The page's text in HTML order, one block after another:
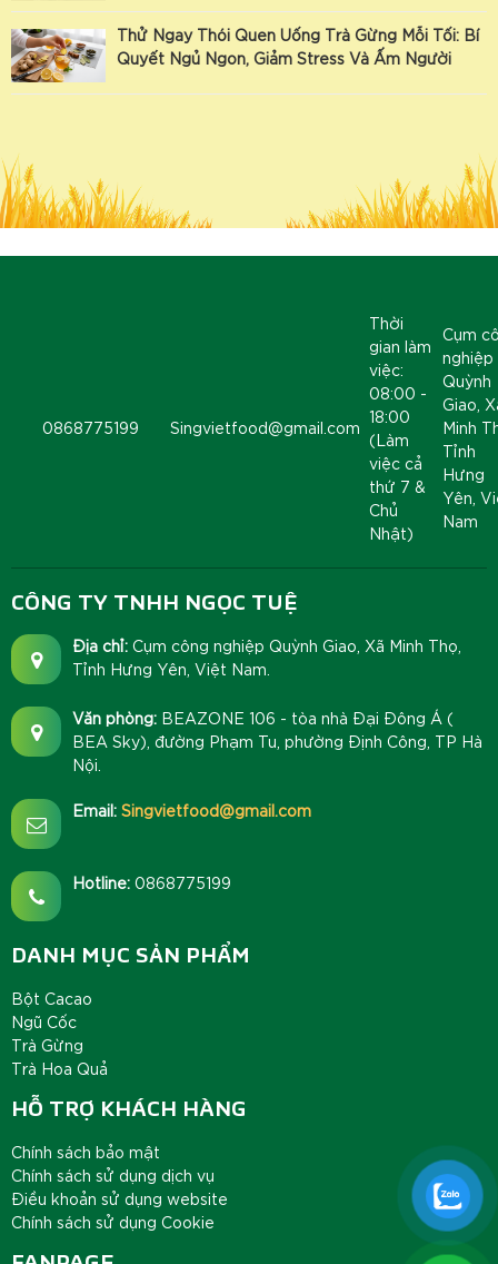
Thử Ngay Thói Quen Uống Trà Gừng Mỗi Tối: Bí
Quyết Ngủ Ngon, Giảm Stress Và Ấm Người
0868775199 Singvietfood@gmail.com
Thời
gian làm
việc:
08:00 -
18:00
(Làm
việc cả
thứ 7 &
Chủ
Nhật)
Cụm
nghiệp
Quỳnh
Giao,
Minh
Tỉnh
Hưng
Yên,
Nam
CÔNG TY TNHH NGỌC TUỆ
Địa chỉ: Cụm công nghiệp Quỳnh Giao, Xã Minh Thọ,
Tỉnh Hưng Yên, Việt Nam.
Văn phòng: BEAZONE 106 - tòa nhà Đại Đông Á (
BEA Sky), đường Phạm Tu, phường Định Công, TP Hà
Nội.
Email: Singvietfood@gmail.com
Hotline: 0868775199
DANH MỤC SẢN PHẨM
Bột Cacao
Ngũ Cốc
Trà Gừng
Trà Hoa Quả
HỖ TRỢ KHÁCH HÀNG
Chính sách bảo mật
Chính sách sử dụng dịch vụ
Điều khoản sử dụng website
Chính sách sử dụng Cookie